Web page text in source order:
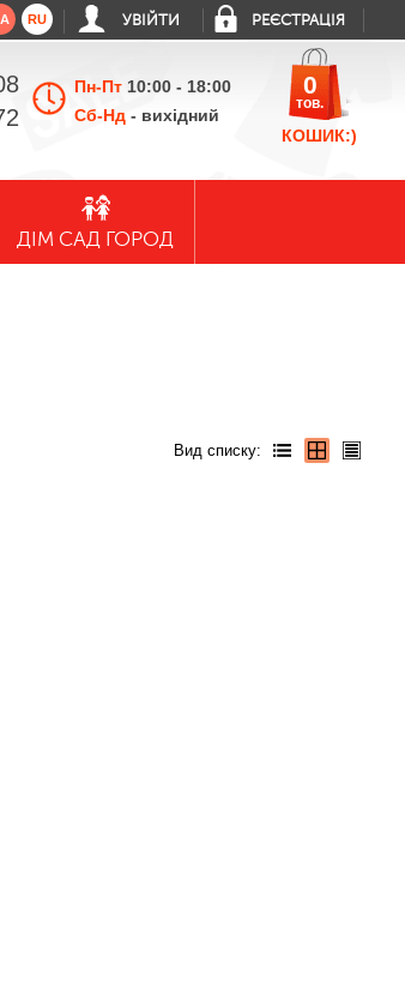
RU УВІЙТИ РЕЄСТРАЦІЯ
Пн-Пт 10:00 - 18:00
Сб-Нд - вихідний
КОШИК:)
0
тов.
ДІМ САД ГОРОД
Вид списку: